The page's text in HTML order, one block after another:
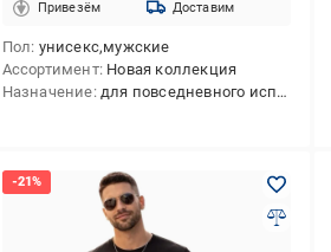
Привезём Доставим
Пол унисекс,мужские
Ассортимент Новая коллекция
Назначение для повседневного использования,для активного отдыха